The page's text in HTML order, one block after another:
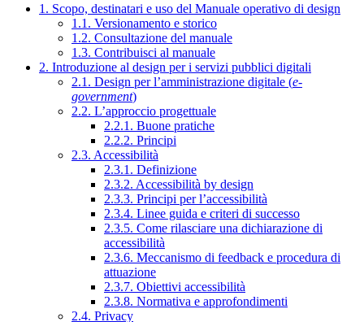
1. Scopo, destinatari e uso del Manuale operativo di design
1.1. Versionamento e storico
1.2. Consultazione del manuale
1.3. Contribuisci al manuale
2. Introduzione al design per i servizi pubblici digitali
2.1. Design per l’amministrazione digitale (e-
government)
2.2. L’approccio progettuale
2.2.1. Buone pratiche
2.2.2. Principi
2.3. Accessibilità
2.3.1. Definizione
2.3.2. Accessibilità by design
2.3.3. Principi per l’accessibilità
2.3.4. Linee guida e criteri di successo
2.3.5. Come rilasciare una dichiarazione di
accessibilità
2.3.6. Meccanismo di feedback e procedura di
attuazione
2.3.7. Obiettivi accessibilità
2.3.8. Normativa e approfondimenti
2.4. Privacy